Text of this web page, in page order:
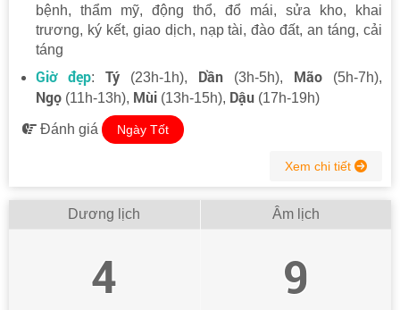
bệnh, thẩm mỹ, động thổ, đổ mái, sửa kho, khai
trương, ký kết, giao dịch, nạp tài, đào đất, an táng, cải
táng
Giờ đẹp: Tý (23h-1h), Dần (3h-5h), Mão (5h-7h),
Ngọ (11h-13h), Mùi (13h-15h), Dậu (17h-19h)
Đánh giá Ngày Tốt
Xem chi tiết
Dương lịch
4
Âm lịch
9